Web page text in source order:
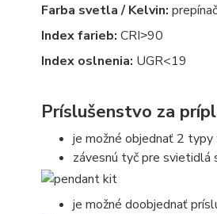
Farba svetla / Kelvin:
Index farieb: CRI˃90
Index oslnenia: UGR<19
Príslušenstvo za
je možné objednať 2
závesnú tyč pre svietidlá
je možné doobjednať